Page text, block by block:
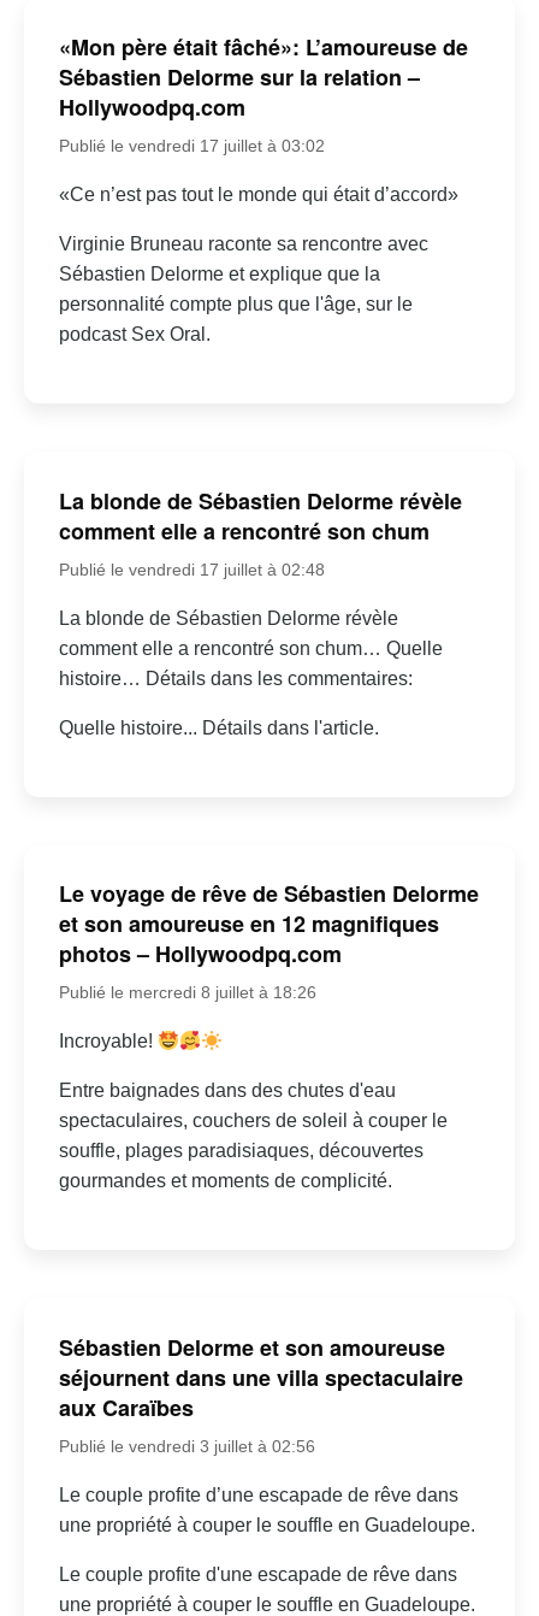
«Mon père était fâché»: L’amoureuse de
Sébastien Delorme sur la relation –
Hollywoodpq.com
Publié le vendredi 17 juillet à 03:02
«Ce n’est pas tout le monde qui était d’accord»
Virginie Bruneau raconte sa rencontre avec
Sébastien Delorme et explique que la
personnalité compte plus que l'âge, sur le
podcast Sex Oral.
La blonde de Sébastien Delorme révèle
comment elle a rencontré son chum
Publié le vendredi 17 juillet à 02:48
La blonde de Sébastien Delorme révèle
comment elle a rencontré son chum… Quelle
histoire… Détails dans les commentaires:
Quelle histoire... Détails dans l'article.
Le voyage de rêve de Sébastien Delorme
et son amoureuse en 12 magnifiques
photos – Hollywoodpq.com
Publié le mercredi 8 juillet à 18:26
Incroyable!
Entre baignades dans des chutes d'eau
spectaculaires, couchers de soleil à couper le
souffle, plages paradisiaques, découvertes
gourmandes et moments de complicité.
Sébastien Delorme et son amoureuse
séjournent dans une villa spectaculaire
aux Caraïbes
Publié le vendredi 3 juillet à 02:56
Le couple profite d’une escapade de rêve dans
une propriété à couper le souffle en Guadeloupe.
Le couple profite d'une escapade de rêve dans
une propriété à couper le souffle en Guadeloupe.